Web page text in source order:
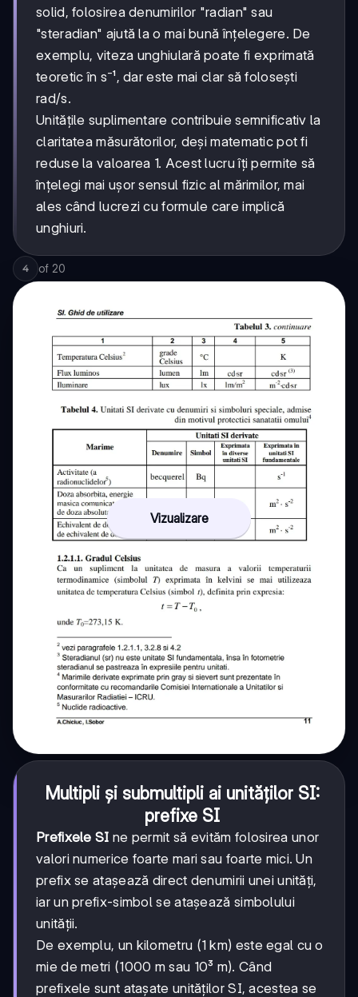
solid, folosirea denumirilor "radian" sau
"steradian" ajută la o mai bună înțelegere. De
exemplu, viteza unghiulară poate fi exprimată
teoretic în s⁻¹, dar este mai clar să folosești
rad/s.
Unitățile suplimentare contribuie semnificativ la
claritatea măsurătorilor, deși matematic pot fi
reduse la valoarea 1. Acest lucru îți permite să
înțelegi mai ușor sensul fizic al mărimilor, mai
ales când lucrezi cu formule care implică
unghiuri.
4 of 20
Vizualizare
Multipli și submultipli ai unităților SI:
prefixe SI
Prefixele SI ne permit să evităm folosirea unor
valori numerice foarte mari sau foarte mici. Un
prefix se atașează direct denumirii unei unități,
iar un prefix-simbol se atașează simbolului
unității.
De exemplu, un kilometru (1 km) este egal cu o
mie de metri (1000 m sau 10³ m). Când
prefixele sunt atașate unităților SI, acestea se